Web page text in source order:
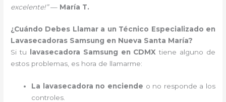
excelente!”— María T.
¿Cuándo Debes Llamar a un Técnico Especializado en
Lavasecadoras Samsung en Nueva Santa María?
Si tu
lavasecadora Samsung en CDMX tiene alguno de
estos problemas, es hora de llamarme:
La lavasecadora no enciende o no responde a los
controles.